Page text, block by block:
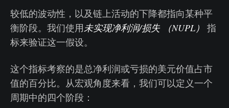
较低的波动性，以及链上活动的下降都指向某种平
衡阶段。我们使用未实现净利润/损失 （NUPL）
指
标来验证这一假设。
这个指标考察的是总净利润或亏损的美元价值占市
值的百分比。从宏观角度来看，我们可以定义一个
周期中的四个阶段：